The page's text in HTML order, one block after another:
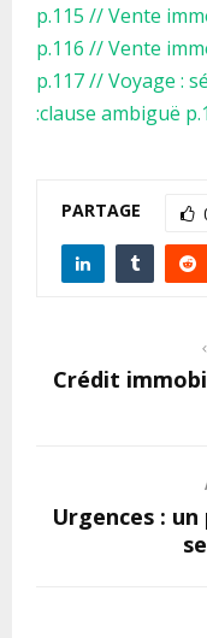
p.115 // Vente
p.116 // Vente
p.117 // Voyage :
:clause ambiguë
PARTAGE
Crédit
Urgences :